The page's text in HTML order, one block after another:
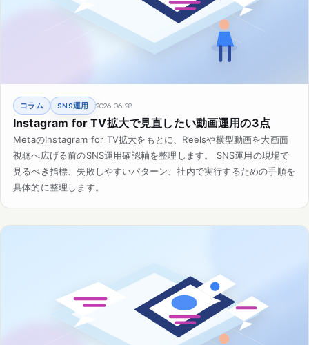
コラム SNS運用 2026.06.28
Instagram for TV拡大で見直したい動画運用の3点
MetaのInstagram for TV拡大をもとに、Reelsや横型動画を大画面
視聴へ広げる前のSNS運用確認軸を整理します。 SNS運用の現場で
見るべき指標、失敗しやすいパターン、社内で実行するための手順を
具体的に整理します。